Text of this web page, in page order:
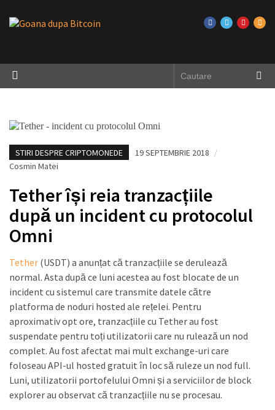
STIRI DESPRE CRIPTOMONEDE 19 SEPTEMBRIE 2018 /
Cosmin Matei
Tether își reia tranzacțiile
după un incident cu protocolul
Omni
Tether (USDT) a anunțat că tranzacțiile se derulează
normal. Asta după ce luni acestea au fost blocate de un
incident cu sistemul care transmite datele către
platforma de noduri hosted ale rețelei. Pentru
aproximativ opt ore, tranzacțiile cu Tether au fost
suspendate pentru toți utilizatorii care nu rulează un nod
complet. Au fost afectat mai mult exchange-uri care
foloseau API-ul hosted gratuit în loc să ruleze un nod full.
Luni, utilizatorii portofelului Omni și a serviciilor de block
explorer au observat că tranzacțiile nu se procesau.